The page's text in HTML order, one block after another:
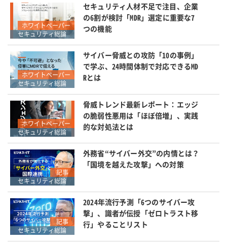
ホワイトペーパー
セキュリティ総論
セキュリティ人材不足で注目、企業
の6割が検討「MDR」選定に重要な7
つの機能
ホワイトペーパー
セキュリティ総論
サイバー脅威との攻防「10の事例」
で学ぶ、24時間体制で対応できるMD
Rとは
ホワイトペーパー
セキュリティ総論
脅威トレンド最新レポート：エッジ
の脆弱性悪用は「ほぼ倍増」、実践
的な対処法とは
記事
セキュリティ総論
外務省“サイバー外交”の内情とは？
「国境を越えた攻撃」への対策
記事
セキュリティ総論
2024年流行予測「6つのサイバー攻
撃」、識者が伝授「ゼロトラスト移
行」やることリスト